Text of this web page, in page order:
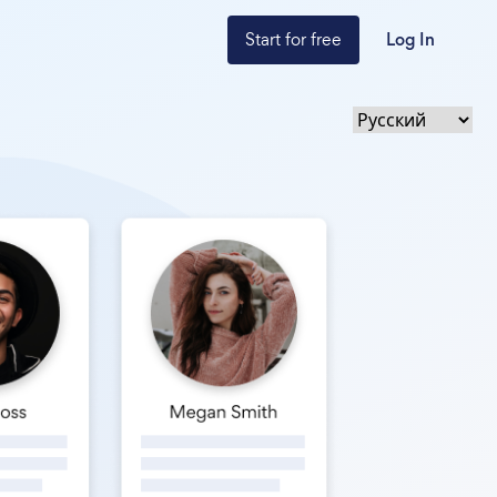
Start for free Log In